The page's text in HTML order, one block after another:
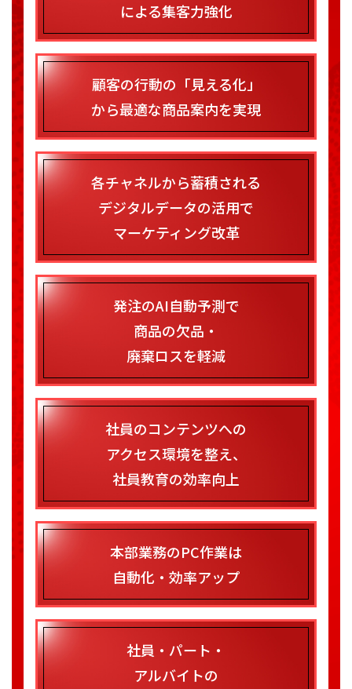
による集客力強化
顧客の行動の「見える化」
から最適な商品案内を実現
各チャネルから蓄積される
デジタルデータの活用で
マーケティング改革
発注のAI自動予測で
商品の欠品・
廃棄ロスを軽減
社員のコンテンツへの
アクセス環境を整え、
社員教育の効率向上
本部業務のPC作業は
自動化・効率アップ
社員・パート・
アルバイトの